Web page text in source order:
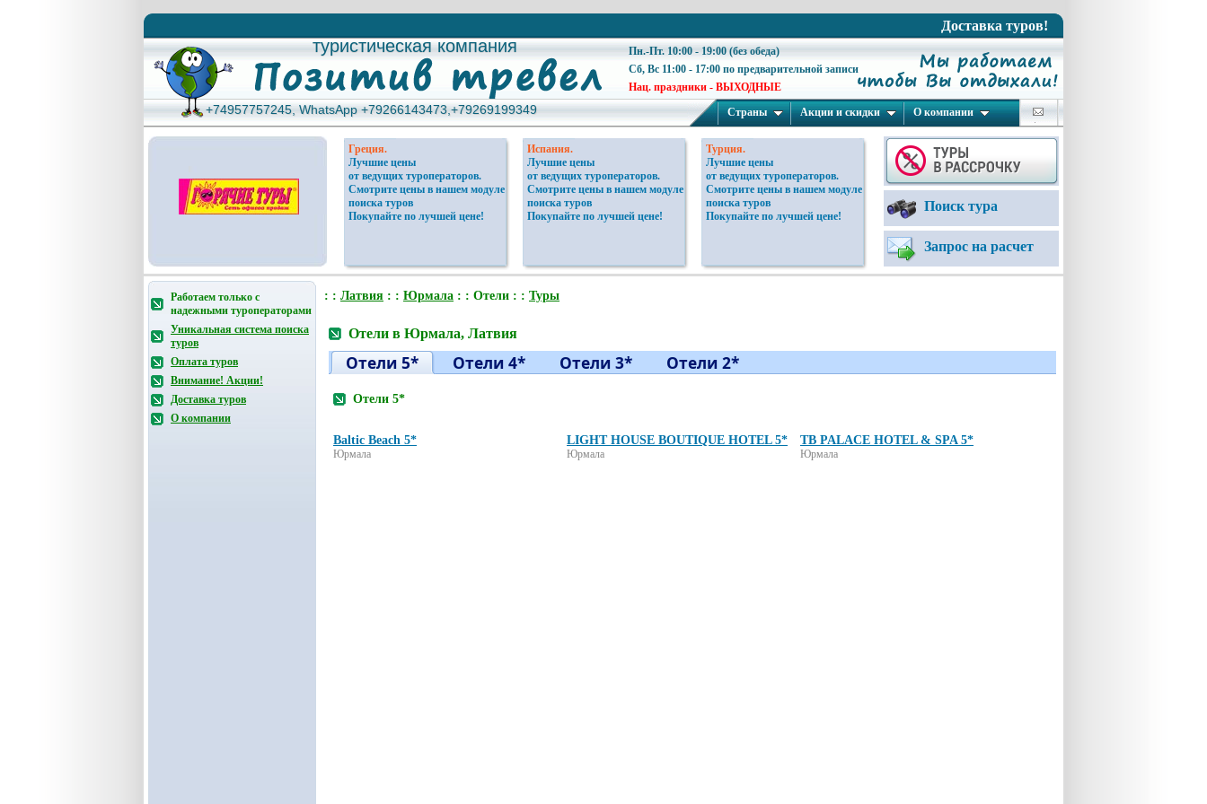
Доставка туров!
туристическая компания
туристическая компания
Пн.-Пт. 10:00 - 19:00 (без обеда)
Сб, Вс 11:00 - 17:00 по предварительной записи
Нац. праздники - ВЫХОДНЫЕ
+74957757245, WhatsApp +79266143473,+79269199349
+74957757245, WhatsApp +79266143473,+79269199349 Страны Акции и скидки О компании
Греция.
Лучшие цены
от ведущих туроператоров.
Смотрите цены в нашем модуле
поиска туров
Покупайте по лучшей цене!
Испания.
Лучшие цены
от ведущих туроператоров.
Смотрите цены в нашем модуле
поиска туров
Покупайте по лучшей цене!
Турция.
Лучшие цены
от ведущих туроператоров.
Смотрите цены в нашем модуле
поиска туров
Покупайте по лучшей цене!
Поиск тура
Запрос на расчет
Работаем только с
надежными туроператорами
Уникальная система поиска
туров
Оплата туров
Внимание! Акции!
Доставка туров
О компании
: : Латвия : : Юрмала : : Отели : : Туры
Отели в Юрмала, Латвия
Отели 5* Отели 4* Отели 3* Отели 2*
Отели 5*
Baltic Beach 5*
Юрмала
LIGHT HOUSE BOUTIQUE HOTEL 5*
Юрмала
TB PALACE HOTEL & SPA 5*
Юрмала